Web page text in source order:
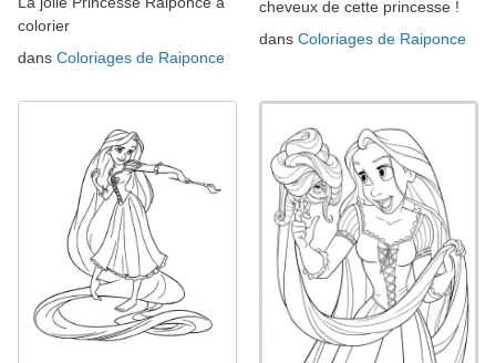
colorier
dans Coloriages de Raiponce
cheveux de cette princesse !
dans Coloriages de Raiponce